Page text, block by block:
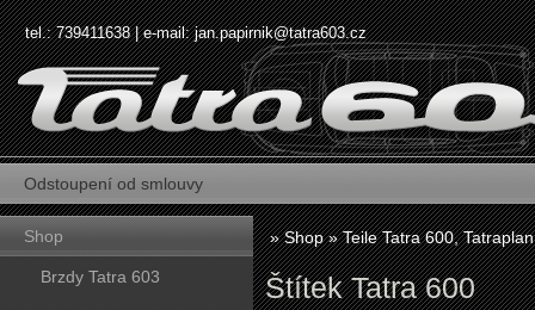
tel.: 739411638 | e-mail:jan.papirnik@tatra603.cz
Odstoupení od smlouvy
Shop
Brzdy Tatra 603
»Shop»Teile Tatra 600, Tatraplan
Štítek Tatra 600